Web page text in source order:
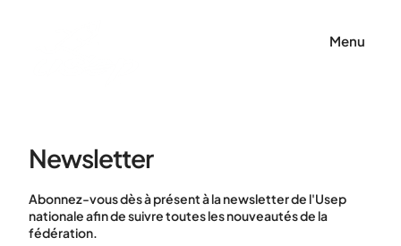
Menu
Newsletter
Abonnez-vous dès à présent à la newsletter de l'Usep
nationale afin de suivre toutes les nouveautés de la
fédération.